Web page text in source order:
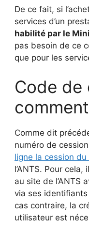
De ce fait, si
services d’un
habilité par le
pas besoin de ce
que pour les
Code de
Comme dit
numéro de
ligne la cession du
l’ANTS. Pour
au site de l’ANTS
via ses identifiants
cas contraire, la
utilisateur est